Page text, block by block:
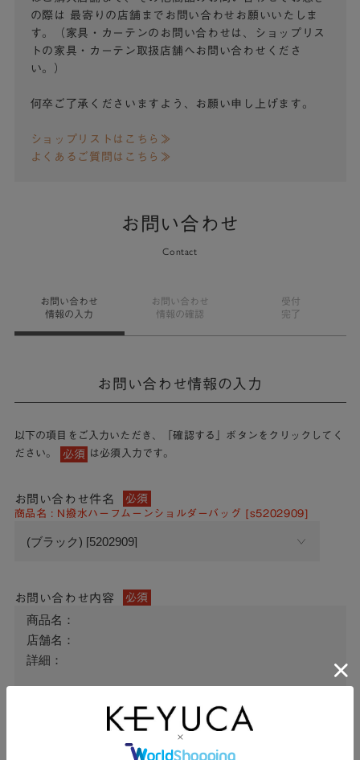
の際は
最寄りの店舗までお問い合わせお願いいたしま
す。（家具・カーテンのお問い合わせは、ショップリス
トの家具・カーテン取扱店舗へお問い合わせくださ
い。）
何卒ご了承くださいますよう、お願い申し上げます。
ショップリストはこちら≫
よくあるご質問はこちら≫
お問い合わせ
Contact
お問い合わせ
情報の入力
お問い合わせ
情報の確認
受付
完了
お問い合わせ情報の入力
以下の項目をご入力いただき、「確認する」ボタンをクリックしてく
ださい。
必須 は必須入力です。
お問い合わせ件名 必須
商品名 : N撥水ハーフムーンショルダーバッグ [s5202909]
お問い合わせ内容 必須